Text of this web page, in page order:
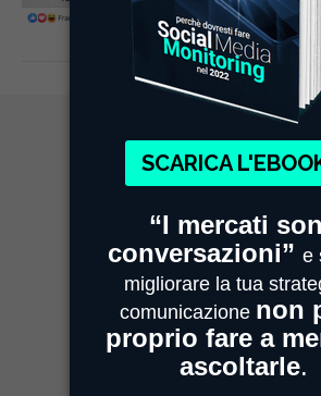
Sede Legale e
Centro Direzionale
Strada 4, Palazzo A -
20059 Assago
MIMESI PARMA
Sede Operativa
Strada Quarta, 6/1D